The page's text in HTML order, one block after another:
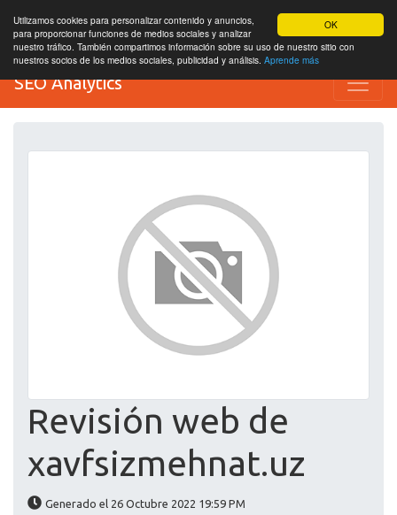
OK
Utilizamos cookies para personalizar contenido y anuncios,
para proporcionar funciones de medios sociales y analizar
nuestro tráfico. También compartimos información sobre su uso de nuestro sitio con
nuestros socios de los medios sociales, publicidad y análisis. Aprende más
SEO Analytics
Revisión web de
xavfsizmehnat.uz
Generado el 26 Octubre 2022 19:59 PM